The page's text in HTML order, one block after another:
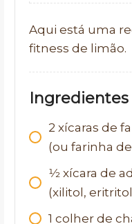
Aqui está uma
fitness de limão.
Ingredientes
2 xícaras de
(ou farinha
1⁄2 xícara de
(xilitol,
1 colher de